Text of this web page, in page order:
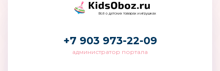
Всё о детских товарах и игрушках
+7 903 973-22-09
администратор портала